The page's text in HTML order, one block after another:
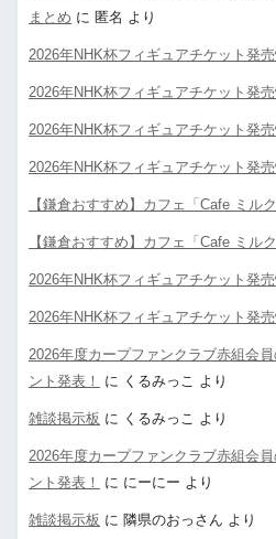
まとめ に 匿名 より
2026年NHK杯フィギュアチケット発
2026年NHK杯フィギュアチケット発
2026年NHK杯フィギュアチケット発
2026年NHK杯フィギュアチケット発
【鎌倉おすすめ】カフェ「Cafe ミルク
【鎌倉おすすめ】カフェ「Cafe ミルク
2026年NHK杯フィギュアチケット発
2026年NHK杯フィギュアチケット発
2026年度カープファンクラブ赤組会
ント発表！
に くるみっこ より
雑談掲示板 に くるみっこ より
2026年度カープファンクラブ赤組会
ント発表！
に にーにー より
雑談掲示板 に 隣県のおっさん より